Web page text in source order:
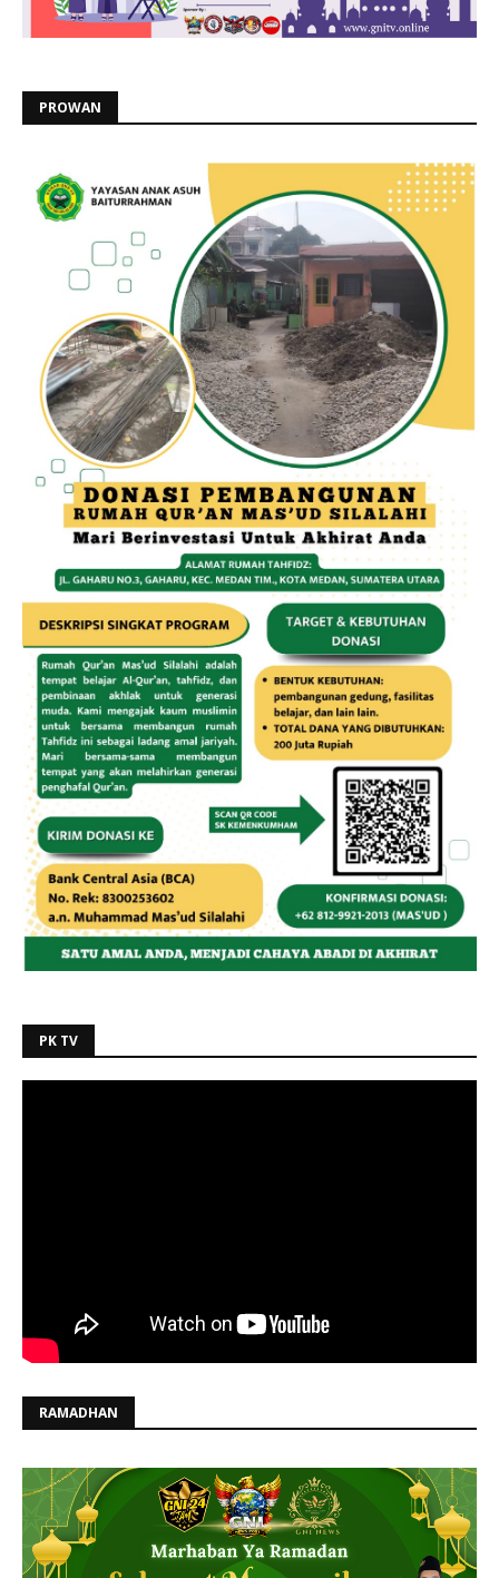
PROWAN
PK TV
RAMADHAN